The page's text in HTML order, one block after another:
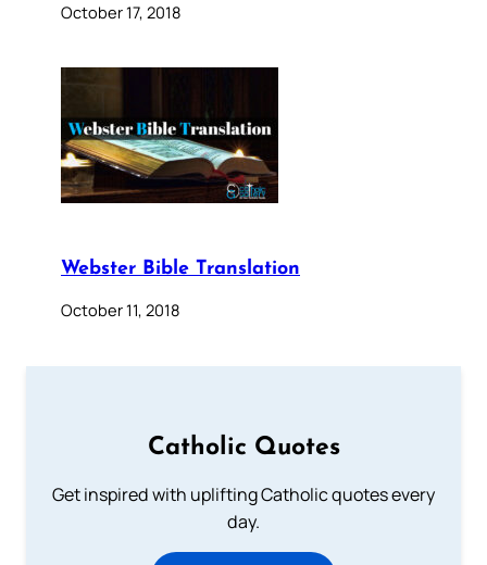
October 17, 2018
Webster Bible Translation
October 11, 2018
Catholic Quotes
Get inspired with uplifting Catholic quotes every
day.